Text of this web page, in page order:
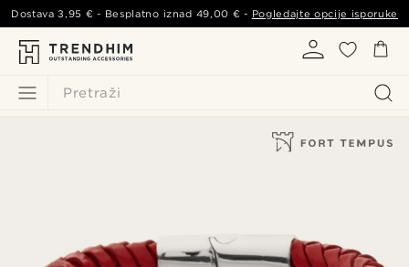
Pretraži
Dostava3,95 € - Besplatno iznad 49,00 € - Pogledajte opcije isporuke